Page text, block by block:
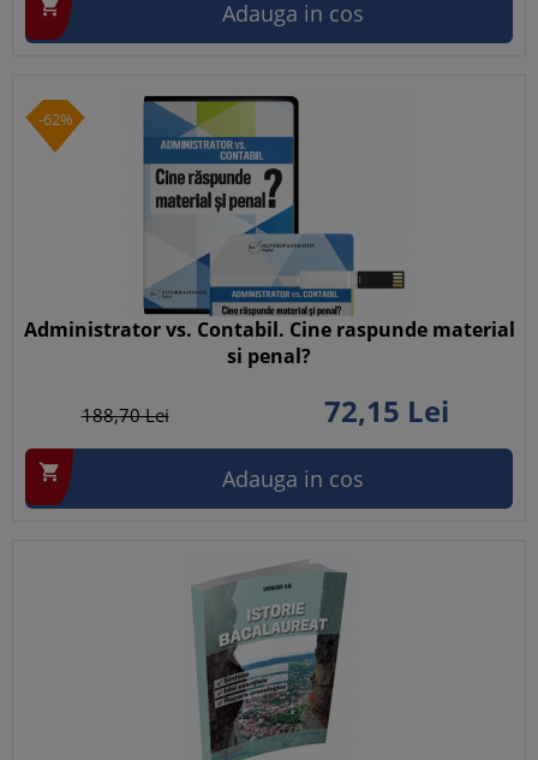
 Adauga in cos
-62%
Administrator vs. Contabil. Cine raspunde material
si penal?
188,70Lei 72,15 Lei
 Adauga in cos